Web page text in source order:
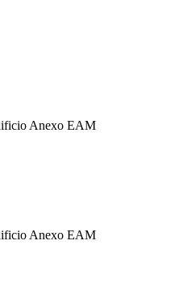
Anexo EAM
Anexo EAM